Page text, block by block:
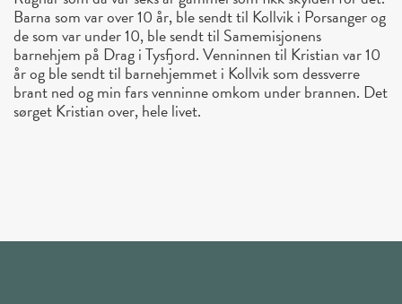
Barna som var over 10 år, ble sendt til Kollvik i Porsanger og
de som var under 10, ble sendt til Samemisjonens
barnehjem på Drag i Tysfjord. Venninnen til Kristian var 10
år og ble sendt til barnehjemmet i Kollvik som dessverre
brant ned og min fars venninne omkom under brannen. Det
sørget Kristian over, hele livet.